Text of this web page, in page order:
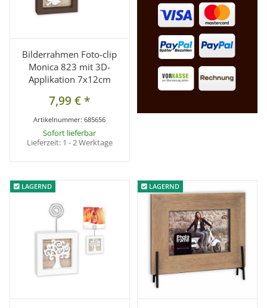
Bilderrahmen Foto-clip
Monica 823 mit 3D-
Applikation 7x12cm
7,99 €*
Artikelnummer:685656
Sofort lieferbar
Lieferzeit: 1 - 2 Werktage
LAGERND
LAGERND LAGERND
LAGERND